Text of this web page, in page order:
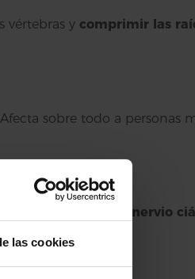
las cookies
vértebras y comprimir las
sobre todo a personas
presionar el nervio